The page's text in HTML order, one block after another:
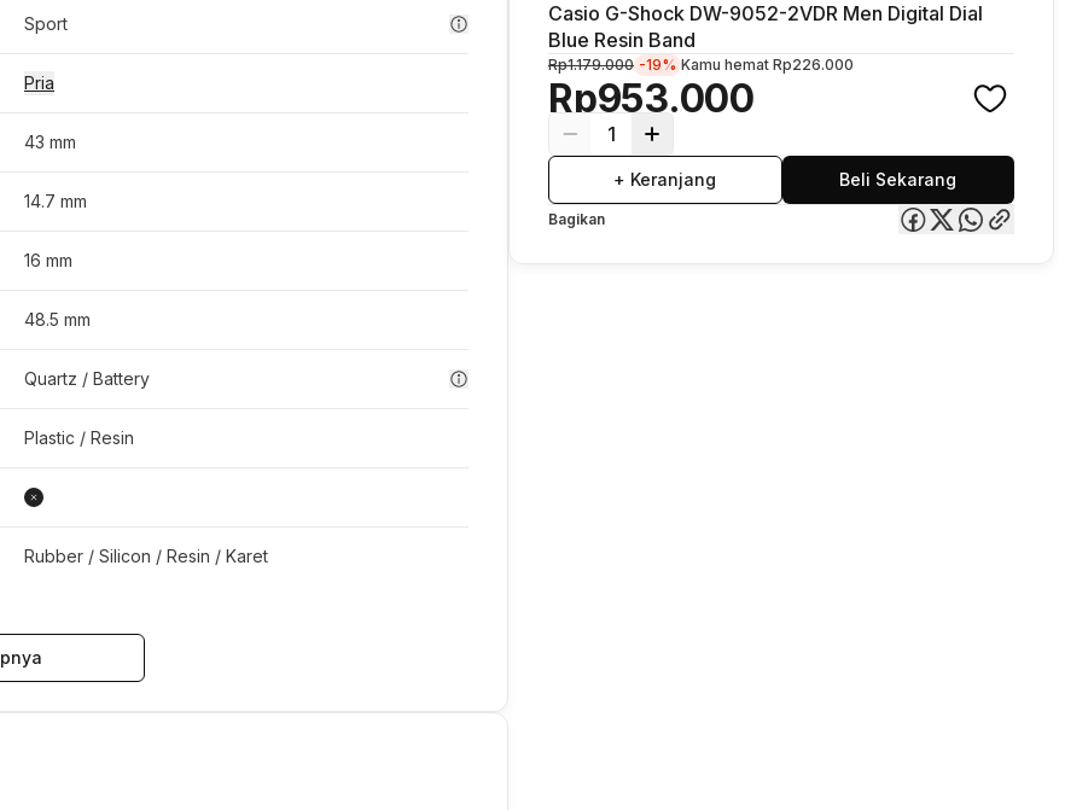
Sport
Pria
43 mm
14.7 mm
16 mm
48.5 mm
Quartz / Battery
Plastic / Resin
Rubber / Silicon / Resin / Karet
Casio G-Shock DW-9052-2VDR Men Digital Dial
Blue Resin Band
Rp953.000
Rp1.179.000 -19% Kamu hemat Rp226.000
1
+ Keranjang Beli Sekarang
Bagikan